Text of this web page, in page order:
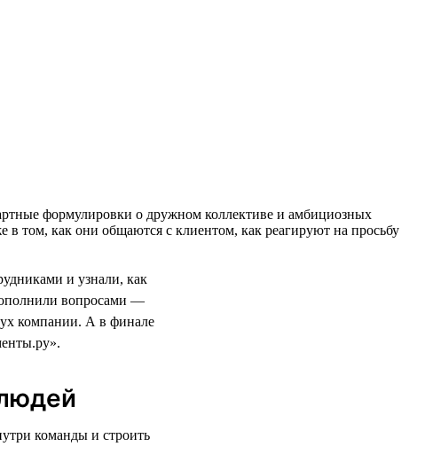
формулировки о дружном коллективе и амбициозных
том, как они общаются с клиентом, как реагируют на просьбу
и узнали, как
вопросами —
компании. А в финале
команды и строить